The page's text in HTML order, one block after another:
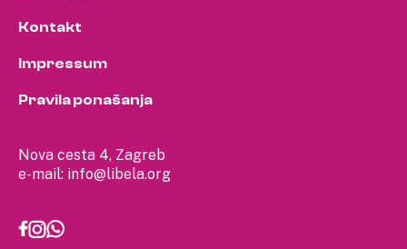
Nova cesta 4, Zagreb
e-mail: info@libela.org
Kontakt
Impressum
Pravila ponašanja